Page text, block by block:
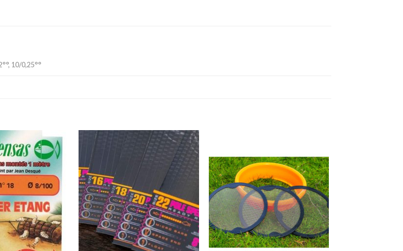
10/0,25°°